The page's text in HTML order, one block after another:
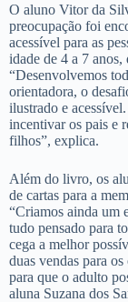
O aluno Vitor da
preocupação foi
acessível para as
idade de 4 a 7 anos,
“Desenvolvemos
orientadora, o
ilustrado e
incentivar os pais e
filhos”, explica.
Além do livro, os
de cartas para a
“Criamos ainda um
tudo pensado para
cega a melhor
duas vendas para
para que o adulto
aluna Suzana dos